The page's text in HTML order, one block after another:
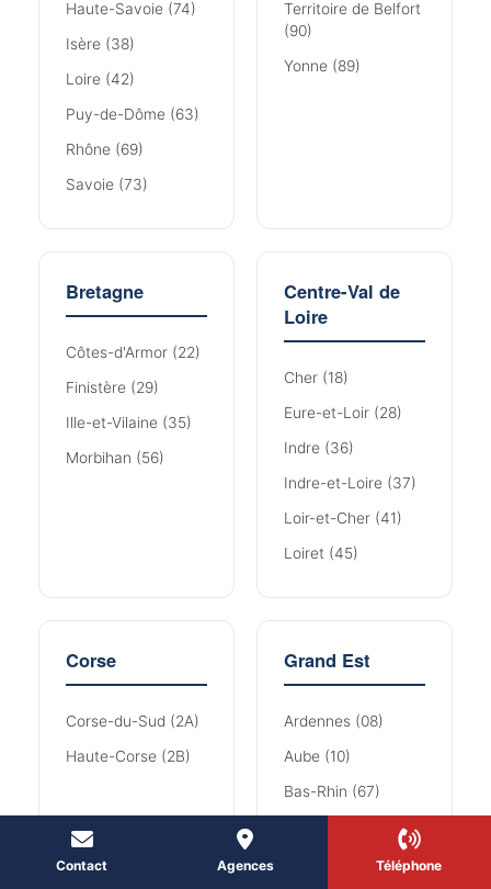
Haute-Savoie (74)
Isère (38)
Loire (42)
Puy-de-Dôme (63)
Rhône (69)
Savoie (73)
Territoire de Belfort
(90)
Yonne (89)
Bretagne
Côtes-d'Armor (22)
Finistère (29)
Ille-et-Vilaine (35)
Morbihan (56)
Centre-Val de
Loire
Cher (18)
Eure-et-Loir (28)
Indre (36)
Indre-et-Loire (37)
Loir-et-Cher (41)
Loiret (45)
Corse
Corse-du-Sud (2A)
Haute-Corse (2B)
Grand Est
Ardennes (08)
Aube (10)
Bas-Rhin (67)
Haute-Marne (52)
Contact Agences Téléphone